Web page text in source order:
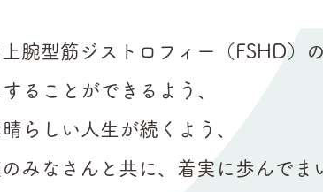
腕型筋ジストロフィー（FSHD）
ることができるよう、
らしい人生が続くよう、
みなさんと共に、着実に歩んでま